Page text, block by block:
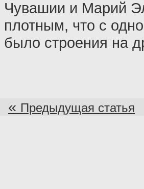
Чувашии и Марий
плотным, что с
было строения на
« Предыдущая статья